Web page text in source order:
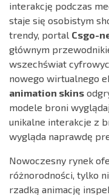
interakcję podczas
staje się osobistym
trendy, portal Csgo-
głównym
wszechświat
nowego wirtualnego
animation skins
modele broni
unikalne interakcje z
wygląda naprawdę
Nowoczesny rynek
różnorodności, tylko
rzadką animację